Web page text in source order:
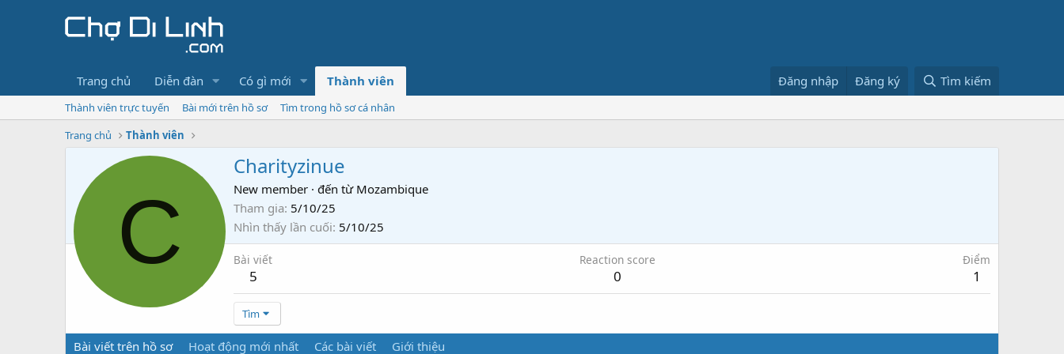
Trang chủ Diễn đàn Có gì mới Thành viên Đăng nhập Đăng ký Tìm kiếm
Thành viên trực tuyến Bài mới trên hồ sơ
Tìm trong hồ sơ cá nhân
Trang chủ
Thành viên
C
Charityzinue
New member · đến từ Mozambique
Tham gia 5/10/25
Nhìn thấy lần cuối 5/10/25
Bài viết
5
Reaction score
0
Điểm
1
Tìm
Bài viết trên hồ sơ Hoạt động mới nhất Các bài viết Giới thiệu